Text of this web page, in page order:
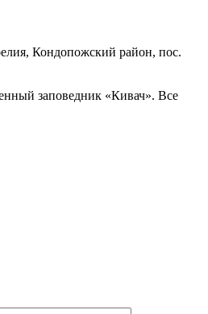
Кондопожский район, пос.
заповедник «Кивач». Все